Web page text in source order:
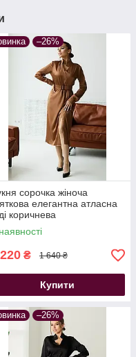
–26%
сорочка жіноча
елегантна атласна
коричнева
₴ 1 640 ₴
Купити
–26%